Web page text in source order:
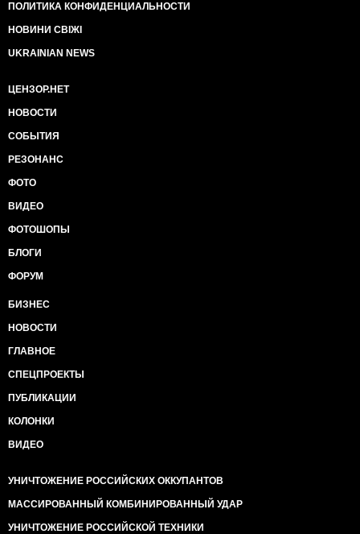
ПОЛИТИКА КОНФИДЕНЦИАЛЬНОСТИ
НОВИНИ СВІЖІ
UKRAINIAN NEWS
ЦЕНЗОР.НЕТ
НОВОСТИ
СОБЫТИЯ
РЕЗОНАНС
ФОТО
ВИДЕО
ФОТОШОПЫ
БЛОГИ
ФОРУМ
БИЗНЕС
НОВОСТИ
ГЛАВНОЕ
СПЕЦПРОЕКТЫ
ПУБЛИКАЦИИ
КОЛОНКИ
ВИДЕО
УНИЧТОЖЕНИЕ РОССИЙСКИХ ОККУПАНТОВ
МАССИРОВАННЫЙ КОМБИНИРОВАННЫЙ УДАР
УНИЧТОЖЕНИЕ РОССИЙСКОЙ ТЕХНИКИ